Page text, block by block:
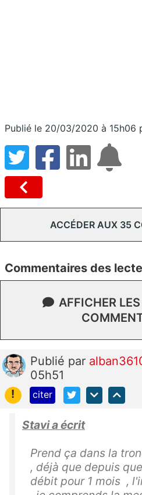
Publié le 20/03/2020 à 15h06
ACCÉDER AUX 35
Commentaires des
AFFICHER
Publié par
05h51
!
citer
Stavi a écrit
Prend ça dans la
, déjà que depuis
débit pour 1 mois ,